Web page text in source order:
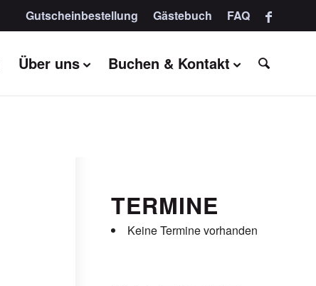
Gutscheinbestellung Gästebuch FAQ
Über uns Buchen & Kontakt
TERMINE
Keine Termine vorhanden